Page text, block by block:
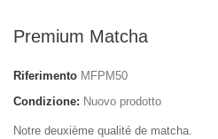
Premium Matcha
Riferimento MFPM50
Condizione: Nuovo prodotto
Notre deuxième qualité de matcha.